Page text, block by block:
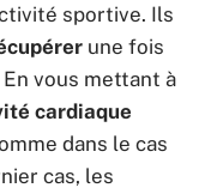
sportive. Ils
une fois
vous mettant à
cardiaque
dans le cas
cas, les